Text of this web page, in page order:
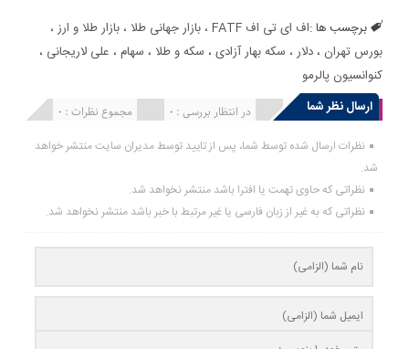
برچسب ها :اف ای تی اف FATF ،بازار جهانی طلا ،بازار طلا و ارز ،
بورس تهران ،دلار ، سکه بهار آزادی ، سکه و طلا ، سهام ، علی لاریجانی ،
کنوانسیون پالرمو
ارسال نظر شما
مجموع نظرات : 0 در انتظار بررسی : 0 انتشار یافته : 0
نظرات ارسال شده توسط شما، پس از تایید توسط مدیران سایت منتشر خواهد
شد.
نظراتی که حاوی تهمت یا افترا باشد منتشر نخواهد شد.
نظراتی که به غیر از زبان فارسی یا غیر مرتبط با خبر باشد منتشر نخواهد شد.